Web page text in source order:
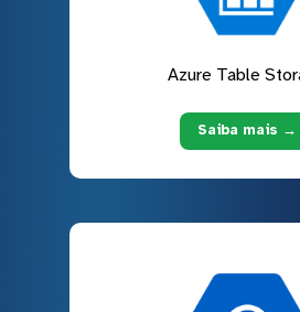
Azure Table
Saiba mais →